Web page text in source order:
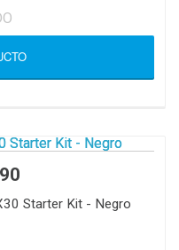
Starter Kit - Negro